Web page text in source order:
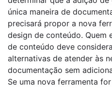
única maneira de
precisará propor a nova
design de conteúdo. Quem
de conteúdo deve
alternativas de atender às
documentação sem
Se uma nova ferramenta